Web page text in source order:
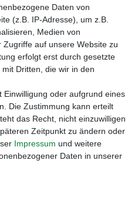
Daten von
(z.B. IP-Adresse), um z.B.
Medien von
auf unsere Website zu
erfolgt erst durch gesetzte
Dritten, die wir in den
oder aufgrund eines
Die Zustimmung kann erteilt
das Recht, nicht einzuwilligen
Zeitpunkt zu ändern oder
Impressum und weitere
Daten in unserer